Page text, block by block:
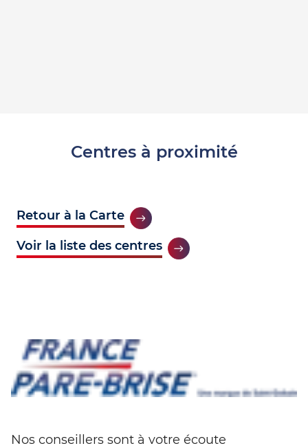
Centres à proximité
Retour à la Carte
Voir la liste des centres
Nos conseillers sont à votre écoute